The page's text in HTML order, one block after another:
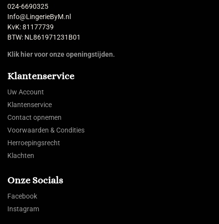
024-6690325
Info@LingerieByM.nl
KvK: 81177739
BTW: NL861971231B01
Klik hier voor onze openingstijden.
Klantenservice
Uw Account
Klantenservice
Contact opnemen
Voorwaarden & Condities
Herroepingsrecht
Klachten
Onze Socials
Facebook
Instagram